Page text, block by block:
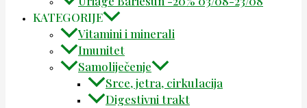
KATEGORIJE
Vitamini i minerali
Imunitet
Samoliječenje
Srce, jetra, cirkulacija
Digestivni trakt